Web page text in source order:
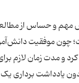
مهم و حساس از
موفقیت
و مدت زمان لازم
یادداشت برداری